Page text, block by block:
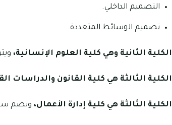
التصميم الداخلي.
تصميم الوسائط المتعددة.
الكلية الثانية وهي كلية العلوم الإنسانية،
الكلية الثالثة هي كلية القانون والدراسات
الكلية الثالثة هي كلية إدارة الأعمال، وتضم